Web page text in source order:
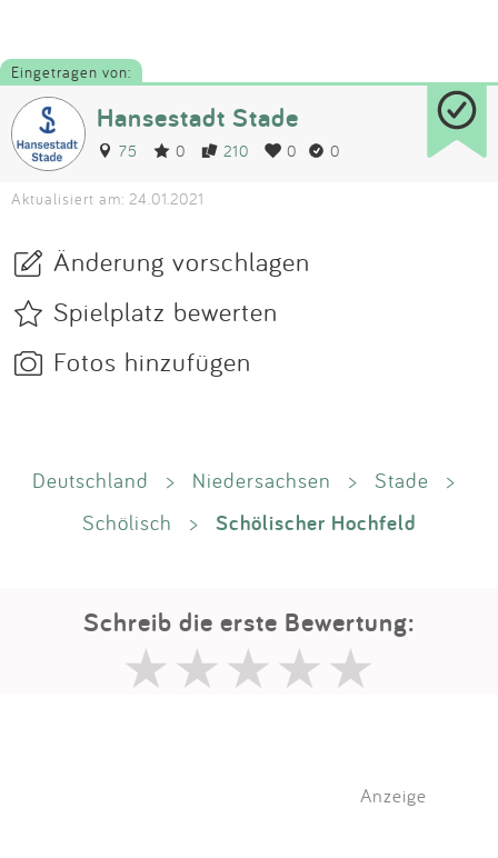
Eingetragen von:
Hansestadt Stade
75 0 210 0 0
Aktualisiert am: 24.01.2021
Änderung vorschlagen
Spielplatz bewerten
Fotos hinzufügen
Deutschland > Niedersachsen > Stade
>
Schölisch
> Schölischer Hochfeld
Schreib die erste Bewertung:
Anzeige